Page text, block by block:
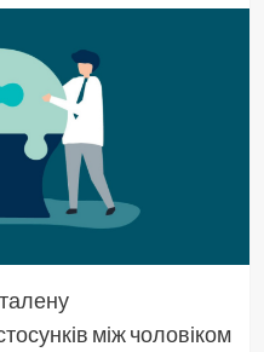
між чоловіком